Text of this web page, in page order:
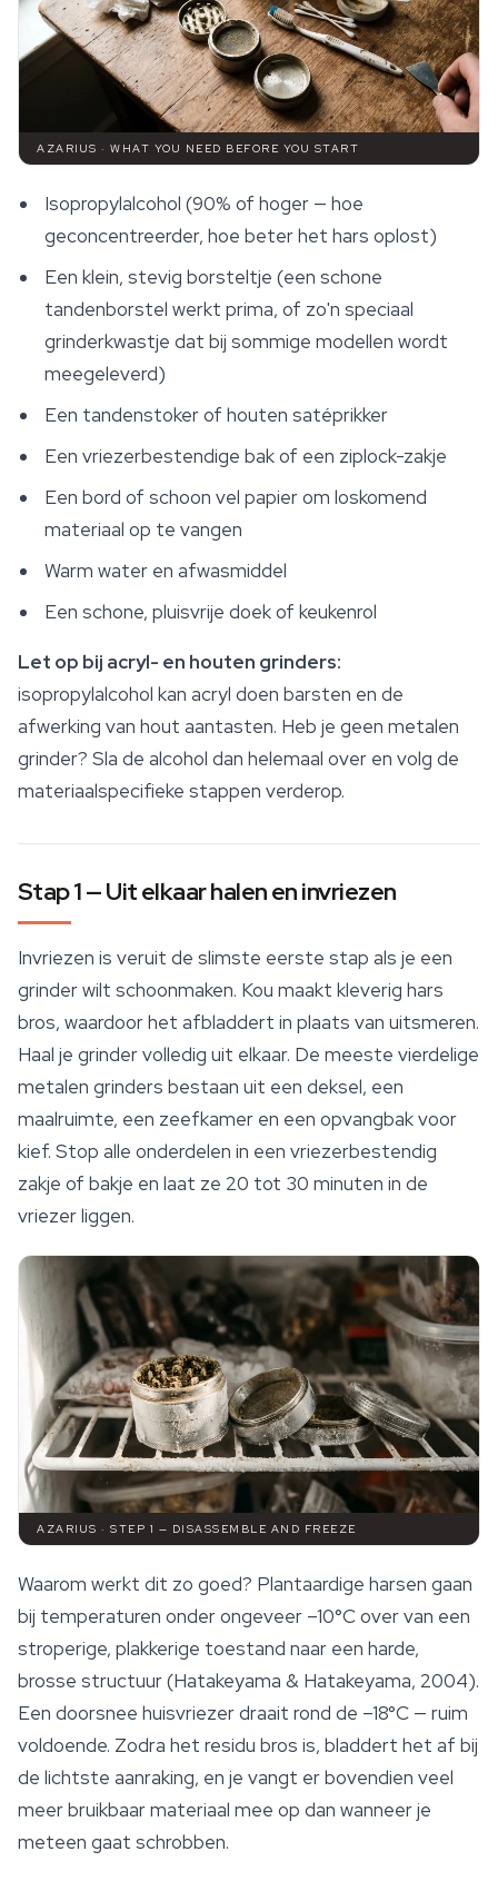
AZARIUS · WHAT YOU NEED BEFORE YOU START
Isopropylalcohol (90% of hoger — hoe
geconcentreerder, hoe beter het hars oplost)
Een klein, stevig borsteltje (een schone
tandenborstel werkt prima, of zo'n speciaal
grinderkwastje dat bij sommige modellen wordt
meegeleverd)
Een tandenstoker of houten satéprikker
Een vriezerbestendige bak of een ziplock-zakje
Een bord of schoon vel papier om loskomend
materiaal op te vangen
Warm water en afwasmiddel
Een schone, pluisvrije doek of keukenrol
Let op bij acryl- en houten grinders:
isopropylalcohol kan acryl doen barsten en de
afwerking van hout aantasten. Heb je geen metalen
grinder? Sla de alcohol dan helemaal over en volg de
materiaalspecifieke stappen verderop.
Stap 1 — Uit elkaar halen en invriezen
Invriezen is veruit de slimste eerste stap als je een
grinder wilt schoonmaken. Kou maakt kleverig hars
bros, waardoor het afbladdert in plaats van uitsmeren.
Haal je grinder volledig uit elkaar. De meeste vierdelige
metalen grinders bestaan uit een deksel, een
maalruimte, een zeefkamer en een opvangbak voor
kief. Stop alle onderdelen in een vriezerbestendig
zakje of bakje en laat ze 20 tot 30 minuten in de
vriezer liggen.
AZARIUS · STEP 1 — DISASSEMBLE AND FREEZE
Waarom werkt dit zo goed? Plantaardige harsen gaan
bij temperaturen onder ongeveer –10°C over van een
stroperige, plakkerige toestand naar een harde,
brosse structuur (Hatakeyama & Hatakeyama, 2004).
Een doorsnee huisvriezer draait rond de –18°C — ruim
voldoende. Zodra het residu bros is, bladdert het af bij
de lichtste aanraking, en je vangt er bovendien veel
meer bruikbaar materiaal mee op dan wanneer je
meteen gaat schrobben.